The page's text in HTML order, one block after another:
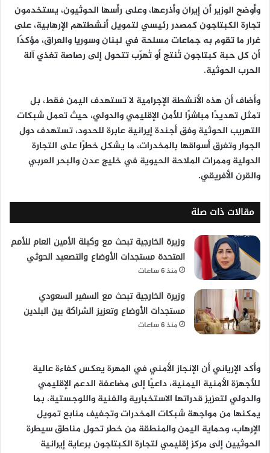
وأوضح الوزير أن إيران وأذرعها، وعلى رأسها الحوثيون، يستخدمون
تجارة الكبتاجون كمصدر رئيسي لتمويل أنشطتهم الإرهابية، على
غرار ما تقوم به جماعات مسلحة في لبنان وسوريا والعراق، مؤكدًا
أن كل حبة كبتاجون تُنتج أو تُهرّب تتحول إلى رصاصة تغذي آلة
الحرب الحوثية.
وأضاف أن هذه الأنشطة الإجرامية لا تستهدف اليمن فقط، بل
تمثل تهديدًا مباشرًا للأمن الإقليمي والدولي، حيث تعمل شبكات
التهريب الحوثية وفق أجندة إيرانية عابرة للحدود، تستهدف دول
الجوار وتغرق أسواقها بالمخدرات، ما يشكل خطرًا على التجارة
الدولية وممرات الملاحة الحيوية في خليج عدن والبحر العربي
والقرن الأفريقي.
مقالات ذات صلة
وزيرة الخارجية تبحث مع وكيلة الأمين العام للأمم
المتحدة مستجدات الأوضاع والتصعيد الحوثي
منذ 6 ساعات
وزيرة الخارجية تبحث مع السفير السعودي
مستجدات الأوضاع وتعزيز الشراكة بين البلدين
منذ 6 ساعات
وأكد الإرياني أن الإنجاز الأمني في المهرة يعكس كفاءة عالية
للأجهزة الأمنية اليمنية، داعيًا إلى مضاعفة الدعم الإقليمي
والدولي لتعزيز قدراتها الاستخبارية والفنية واللوجستية، بما
يمكنها من مواجهة شبكات المخدرات وتجفيف منابع تمويل
الإرهاب، وحماية اليمن والمنطقة من خطر تحول مناطق سيطرة
الحوثيين إلى مركز إقليمي لتجارة الكبتاجون برعاية إيرانية